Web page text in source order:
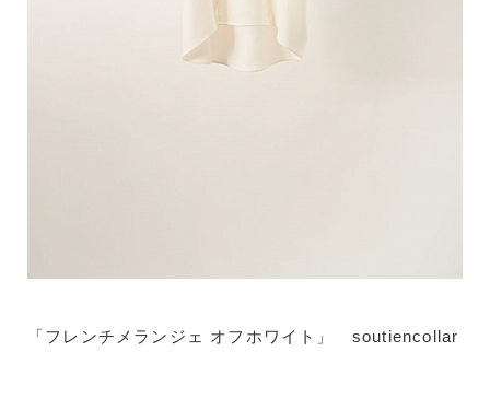
「フレンチメランジェ オフホワイト」 soutiencollar